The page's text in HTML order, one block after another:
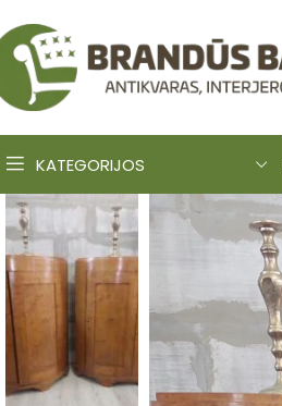
KATEGORIJOS